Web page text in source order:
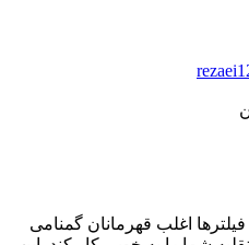
اغلب قهرمانان گمنامی